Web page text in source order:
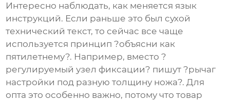
Интересно наблюдать, как меняется язык
инструкций. Если раньше это был сухой
технический текст, то сейчас все чаще
используется принцип ?объясни как
пятилетнему?. Например, вместо ?
регулируемый узел фиксации? пишут ?рычаг
настройки под разную толщину ножа?. Для
опта это особенно важно, потому что товар